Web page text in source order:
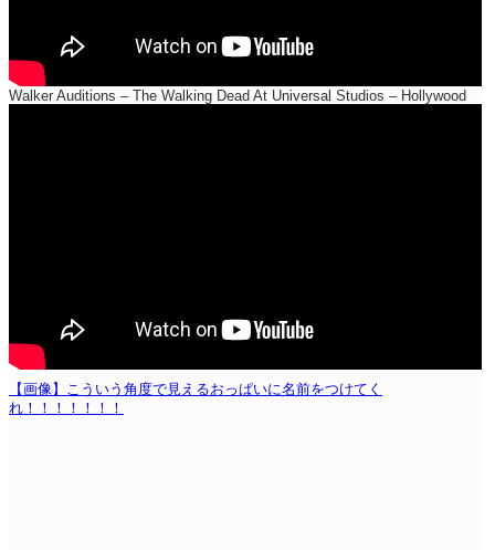
Walker Auditions – The Walking Dead At Universal Studios – Hollywood
【画像】こういう角度で見えるおっぱいに名前をつけてく
れ！！！！！！！